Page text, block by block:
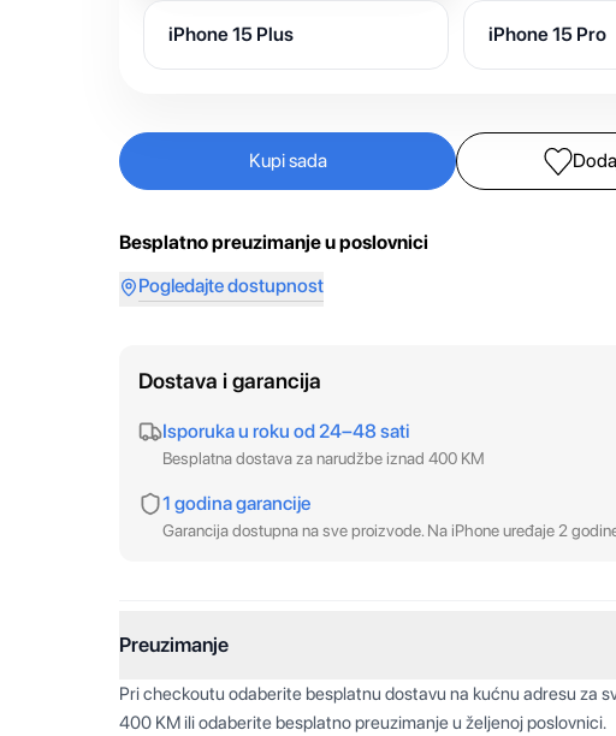
iPhone 15 Plus iPhone 15 Pro
Kupi sada
Besplatno preuzimanje u poslovnici
Pogledajte dostupnost
Dostava i garancija
Isporuka u roku od 24–48 sati
Besplatna dostava za narudžbe iznad 400 KM
1 godina garancije
Garancija dostupna na sve proizvode. Na iPhone uređaje 2
Preuzimanje
Pri checkoutu odaberite besplatnu dostavu na kućnu adresu za
400 KM ili odaberite besplatno preuzimanje u željenoj poslovnici.